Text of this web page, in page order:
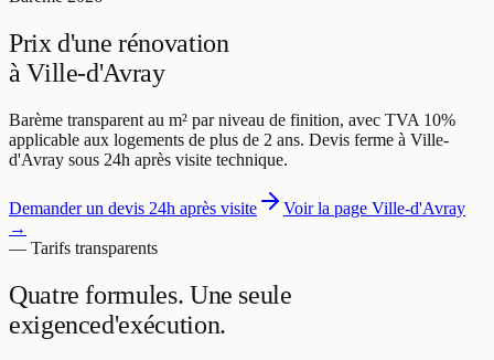
Prix d'une rénovation
àVille-d'Avray
Barème transparent au m² par niveau de finition, avec TVA 10%
applicable aux logements de plus de 2 ans. Devis ferme à Ville-
d'Avray sous 24h après visite technique.
Demander un devis 24h après visite Voir la page Ville-d'Avray
→
— Tarifs transparents
Quatre formules. Une seule
exigenced'exécution.